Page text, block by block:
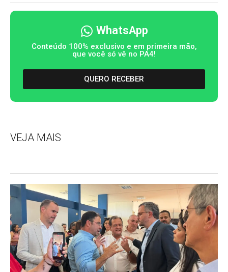
WhatsApp
Conteúdo 100% exclusivo e em primeira mão,
que você só vê no PA4!
QUERO RECEBER
VEJA MAIS